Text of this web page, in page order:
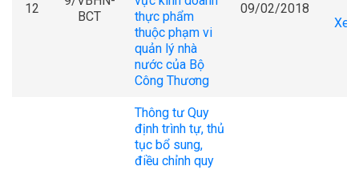
12
BCT
thực phẩm
thuộc phạm vi
quản lý nhà
nước của Bộ
Công Thương
09/02/2018
Thông tư Quy
định trình tự, thủ
tục bổ sung,
điều chỉnh quy